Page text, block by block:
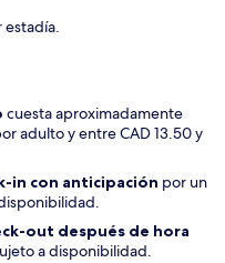
estadía.
cuesta aproximadamente
adulto y entre CAD 13.50 y
in con anticipación por un
out después de hora
a disponibilidad.